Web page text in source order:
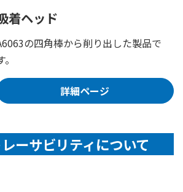
着ヘッド
の四角棒から削り出した製品で
。
詳細ページ
ーサビリティについて